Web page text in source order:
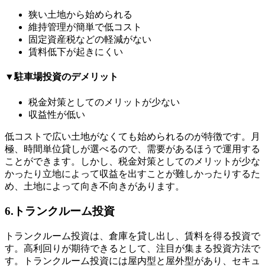
狭い土地から始められる
維持管理が簡単で低コスト
固定資産税などの軽減がない
賃料低下が起きにくい
▼駐車場投資のデメリット
税金対策としてのメリットが少ない
収益性が低い
低コストで広い土地がなくても始められるのが特徴です。月
極、時間単位貸しが選べるので、需要があるほうで運用する
ことができます。しかし、税金対策としてのメリットが少な
かったり立地によって収益を出すことが難しかったりするた
め、土地によって向き不向きがあります。
6.トランクルーム投資
トランクルーム投資は、倉庫を貸し出し、賃料を得る投資で
す。高利回りが期待できるとして、注目が集まる投資方法で
す。トランクルーム投資には屋内型と屋外型があり、セキュ